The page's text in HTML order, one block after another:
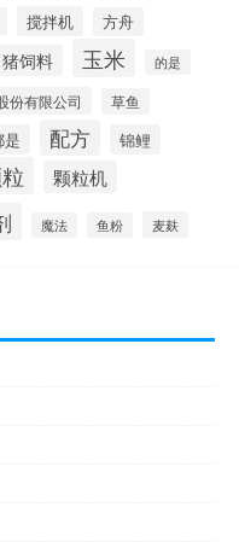
搅拌机 方舟
猪饲料 玉米 的是
份有限公司 草鱼
是 配方 锦鲤
颗粒机
魔法 鱼粉 麦麸